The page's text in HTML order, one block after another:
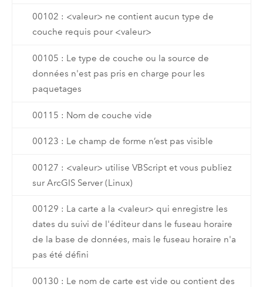
00102 : <valeur> ne contient aucun type de
couche requis pour <valeur>
00105 : Le type de couche ou la source de
données n'est pas pris en charge pour les
paquetages
00115 : Nom de couche vide
00123 : Le champ de forme n’est pas visible
00127 : <valeur> utilise VBScript et vous publiez
sur ArcGIS Server (Linux)
00129 : La carte a la <valeur> qui enregistre les
dates du suivi de l'éditeur dans le fuseau horaire
de la base de données, mais le fuseau horaire n'a
pas été défini
00130 : Le nom de carte est vide ou contient des